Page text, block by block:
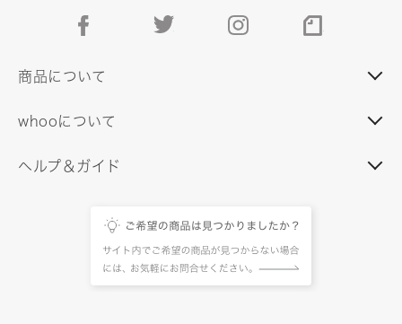
facebook instagram
商品について
whooについて
ヘルプ＆ガイド